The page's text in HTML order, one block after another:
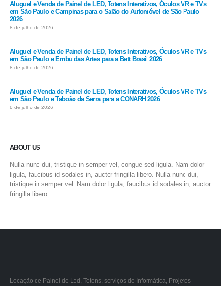
Aluguel e Venda de Painel de LED, Totens Interativos, Óculos VR e TVs
em São Paulo e Campinas para o Salão do Automóvel de São Paulo
2026
8 de julho de 2026
Aluguel e Venda de Painel de LED, Totens Interativos, Óculos VR e TVs
em São Paulo e Embu das Artes para a Bett Brasil 2026
8 de julho de 2026
Aluguel e Venda de Painel de LED, Totens Interativos, Óculos VR e TVs
em São Paulo e Taboão da Serra para a CONARH 2026
8 de julho de 2026
ABOUT US
Nulla nunc dui, tristique in semper vel, congue sed ligula. Nam dolor
ligula, faucibus id sodales in, auctor fringilla libero. Nulla nunc dui,
tristique in semper vel. Nam dolor ligula, faucibus id sodales in, auctor
fringilla libero.
Locação de Painel de Led, Totens, serviços de Informática, Projetos